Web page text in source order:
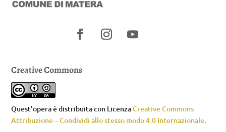
Creative Commons
Quest’opera è distribuita con LicenzaCreative Commons
Attribuzione – Condividi allo stesso modo 4.0 Internazionale.